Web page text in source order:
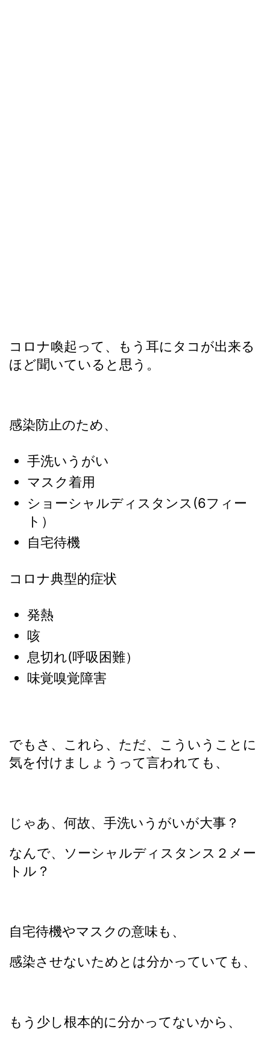
コロナ喚起って、もう耳にタコが出来る
ほど聞いていると思う。
感染防止のため、
手洗いうがい
マスク着用
ショーシャルディスタンス(6フィー
ト）
自宅待機
コロナ典型的症状
発熱
咳
息切れ(呼吸困難）
味覚嗅覚障害
でもさ、これら、ただ、こういうことに
気を付けましょうって言われても、
じゃあ、何故、手洗いうがいが大事？
なんで、ソーシャルディスタンス２メー
トル？
自宅待機やマスクの意味も、
感染させないためとは分かっていても、
もう少し根本的に分かってないから、